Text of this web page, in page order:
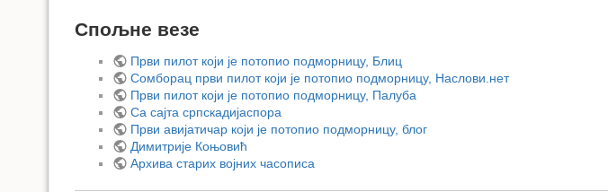
Спољне везе
Први пилот који је потопио подморницу, Блиц
Сомборац први пилот који је потопио подморницу, Наслови.нет
Први пилот који је потопио подморницу, Палуба
Са сајта српскадијаспора
Први авијатичар који је потопио подморницу, блог
Димитрије Коњовић
Архива старих војних часописа